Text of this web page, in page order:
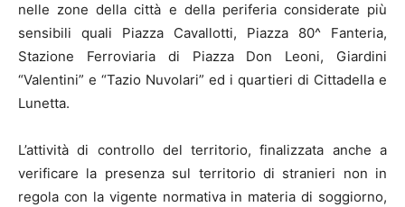
nelle zone della città e della periferia considerate più
sensibili quali Piazza Cavallotti, Piazza 80^ Fanteria,
Stazione Ferroviaria di Piazza Don Leoni, Giardini
“Valentini” e “Tazio Nuvolari” ed i quartieri di Cittadella e
Lunetta.
L’attività di controllo del territorio, finalizzata anche a
verificare la presenza sul territorio di stranieri non in
regola con la vigente normativa in materia di soggiorno,